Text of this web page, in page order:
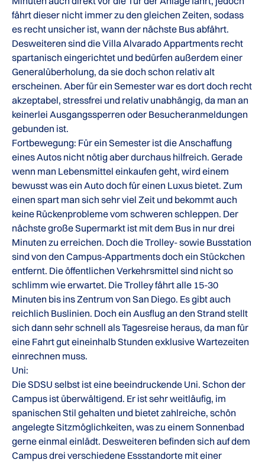
fährt dieser nicht immer zu den gleichen Zeiten, sodass
es recht unsicher ist, wann der nächste Bus abfährt.
Desweiteren sind die Villa Alvarado Appartments recht
spartanisch eingerichtet und bedürfen außerdem einer
Generalüberholung, da sie doch schon relativ alt
erscheinen. Aber für ein Semester war es dort doch recht
akzeptabel, stressfrei und relativ unabhängig, da man an
keinerlei Ausgangssperren oder Besucheranmeldungen
gebunden ist.
Fortbewegung: Für ein Semester ist die Anschaffung
eines Autos nicht nötig aber durchaus hilfreich. Gerade
wenn man Lebensmittel einkaufen geht, wird einem
bewusst was ein Auto doch für einen Luxus bietet. Zum
einen spart man sich sehr viel Zeit und bekommt auch
keine Rückenprobleme vom schweren schleppen. Der
nächste große Supermarkt ist mit dem Bus in nur drei
Minuten zu erreichen. Doch die Trolley- sowie Busstation
sind von den Campus-Appartments doch ein Stückchen
entfernt. Die öffentlichen Verkehrsmittel sind nicht so
schlimm wie erwartet. Die Trolley fährt alle 15-30
Minuten bis ins Zentrum von San Diego. Es gibt auch
reichlich Buslinien. Doch ein Ausflug an den Strand stellt
sich dann sehr schnell als Tagesreise heraus, da man für
eine Fahrt gut eineinhalb Stunden exklusive Wartezeiten
einrechnen muss.
Uni:
Die SDSU selbst ist eine beeindruckende Uni. Schon der
Campus ist überwältigend. Er ist sehr weitläufig, im
spanischen Stil gehalten und bietet zahlreiche, schön
angelegte Sitzmöglichkeiten, was zu einem Sonnenbad
gerne einmal einlädt. Desweiteren befinden sich auf dem
Campus drei verschiedene Essstandorte mit einer